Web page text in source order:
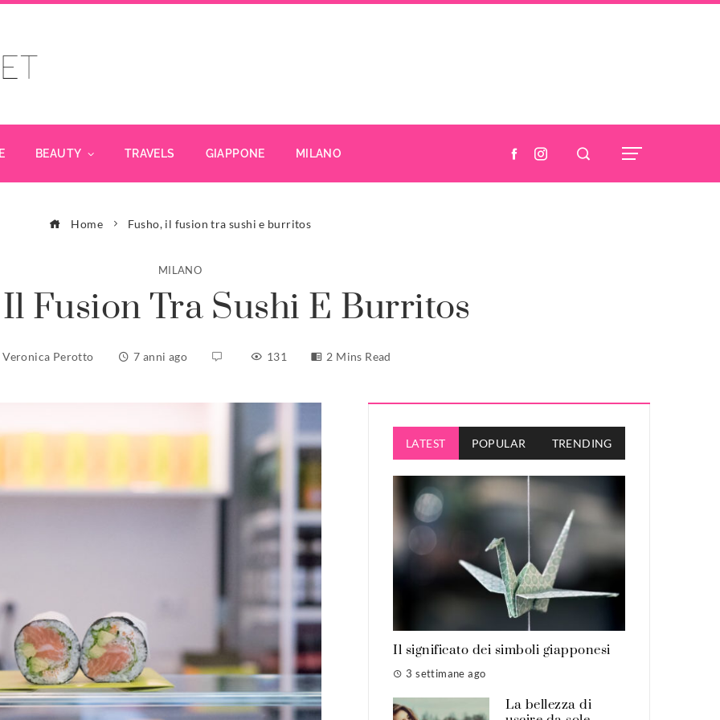
BEAUTY TRAVELS GIAPPONE MILANO
Home Fusho, il fusion tra sushi e burritos
MILANO
Fusion Tra Sushi E Burritos
Veronica Perotto 7 anni ago 131 2 Mins Read
LATEST POPULAR TRENDING
Il significato dei simboli giapponesi
3 settimane ago
La bellezza di